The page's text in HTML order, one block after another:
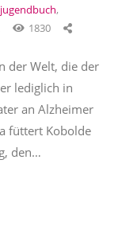
jugendbuch,
1830
der Welt, die der
lediglich in
an Alzheimer
füttert Kobolde
den…